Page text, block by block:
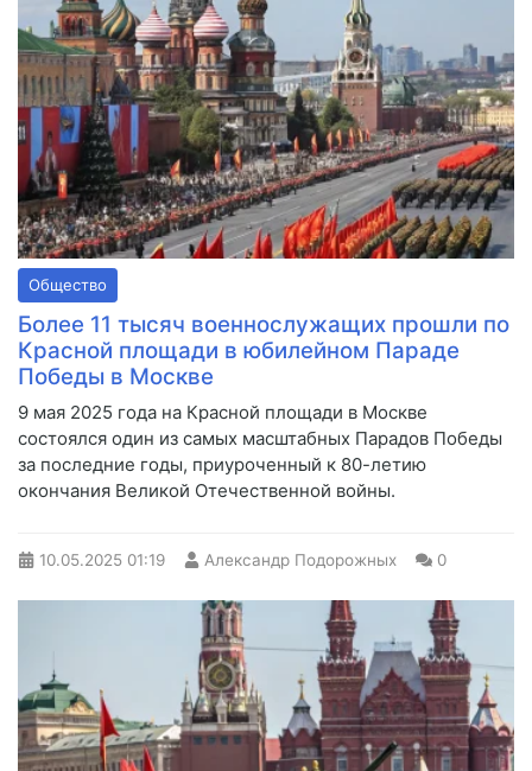
Общество
Более 11 тысяч военнослужащих прошли по
Красной площади в юбилейном Параде
Победы в Москве
9 мая 2025 года на Красной площади в Москве
состоялся один из самых масштабных Парадов Победы
за последние годы, приуроченный к 80-летию
окончания Великой Отечественной войны.
10.05.2025 01:19 Александр Подорожных 0